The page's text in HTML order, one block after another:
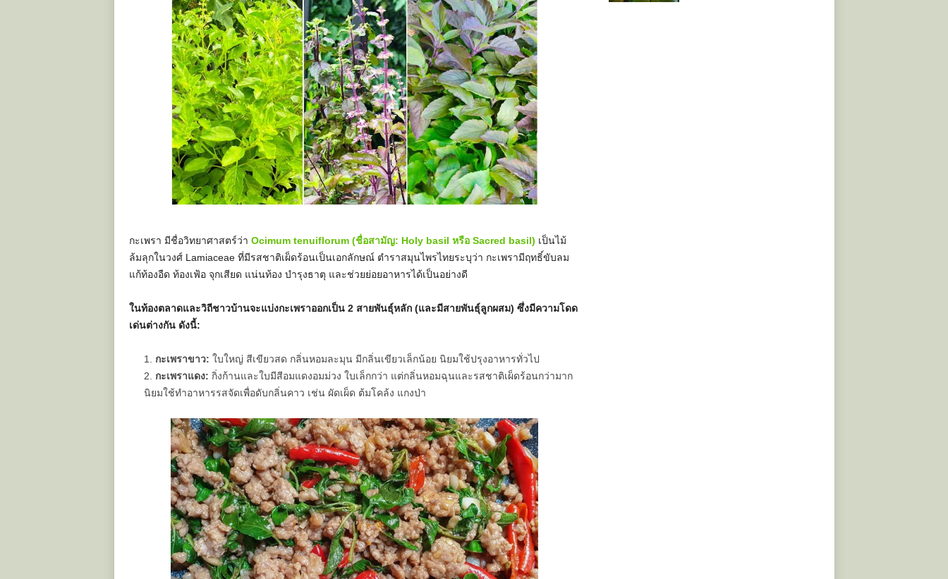
กะเพรา มีชื่อวิทยาศาสตร์ว่า Ocimum tenuiflorum (ชื่อสามัญ: Holy basil หรือ Sacred basil) เป็นไม้
ล้มลุกในวงศ์ Lamiaceae ที่มีรสชาติเผ็ดร้อนเป็นเอกลักษณ์ ตำราสมุนไพรไทยระบุว่า กะเพรามีฤทธิ์ขับลม
แก้ท้องอืด ท้องเฟ้อ จุกเสียด แน่นท้อง บำรุงธาตุ และช่วยย่อยอาหารได้เป็นอย่างดี
ในท้องตลาดและวิถีชาวบ้านจะแบ่งกะเพราออกเป็น 2 สายพันธุ์หลัก (และมีสายพันธุ์ลูกผสม) ซึ่งมีความโดด
เด่นต่างกัน ดังนี้:
กะเพราขาว: ใบใหญ่ สีเขียวสด กลิ่นหอมละมุน มีกลิ่นเขียวเล็กน้อย นิยมใช้ปรุงอาหารทั่วไป
กะเพราแดง: กิ่งก้านและใบมีสีอมแดงอมม่วง ใบเล็กกว่า แต่กลิ่นหอมฉุนและรสชาติเผ็ดร้อนกว่ามาก
นิยมใช้ทำอาหารรสจัดเพื่อดับกลิ่นคาว เช่น ผัดเผ็ด ต้มโคล้ง แกงป่า